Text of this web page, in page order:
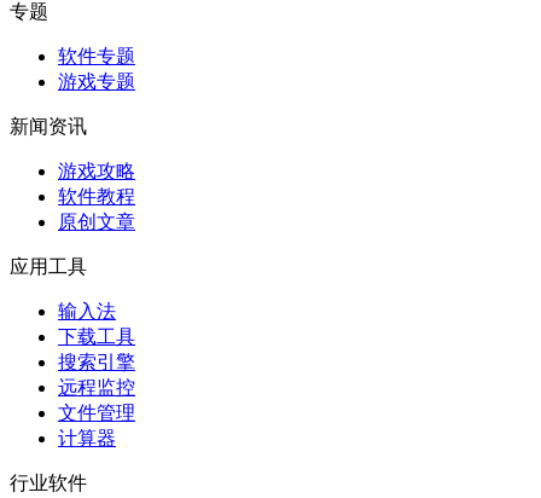
专题
软件专题
游戏专题
新闻资讯
游戏攻略
软件教程
原创文章
应用工具
输入法
下载工具
搜索引擎
远程监控
文件管理
计算器
行业软件